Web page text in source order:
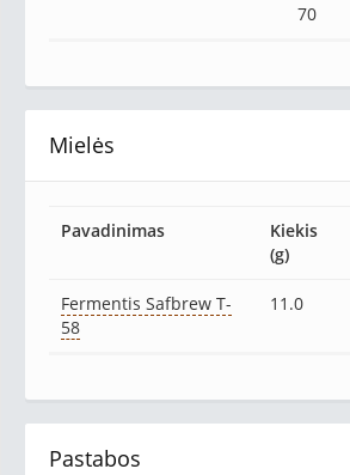
70
Mielės
Pavadinimas
Kiekis
(g)
Fermentis Safbrew T-
58
11.0
Pastabos